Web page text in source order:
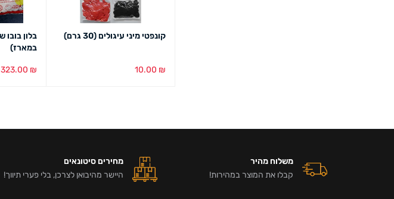
קונפטי מיני עיגולים (30 גרם)
10.00 ₪
במארז)
323.00 ₪
משלוח מהיר
קבלו את המוצר במהירות!
מחירים סיטונאים
היישר מהיבואן לצרכן, בלי פערי תיווך!